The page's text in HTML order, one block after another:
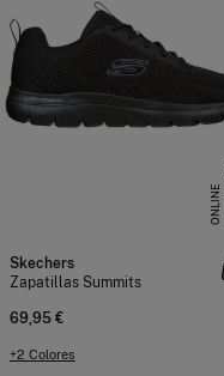
U
E
Skechers
Zapatillas Summits
69,95 €
+2 Colores